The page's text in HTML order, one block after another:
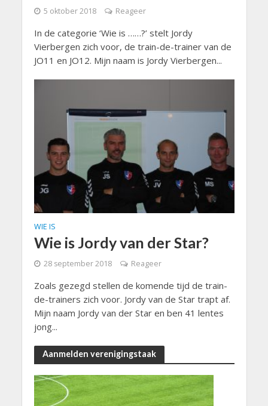
5 oktober 2018 Reageer
In de categorie ‘Wie is ……?’ stelt Jordy
Vierbergen zich voor, de train-de-trainer van de
JO11 en JO12. Mijn naam is Jordy Vierbergen...
WIE IS
Wie is Jordy van der Star?
28 september 2018 Reageer
Zoals gezegd stellen de komende tijd de train-
de-trainers zich voor. Jordy van de Star trapt af.
Mijn naam Jordy van der Star en ben 41 lentes
jong...
Aanmelden verenigingstaak